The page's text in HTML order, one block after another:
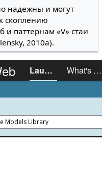
надежны и могут
скоплению
и паттернам «V» стаи
2010a).